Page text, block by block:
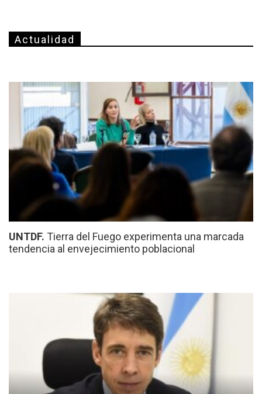
Actualidad
UNTDF. Tierra del Fuego experimenta una marcada
tendencia al envejecimiento poblacional